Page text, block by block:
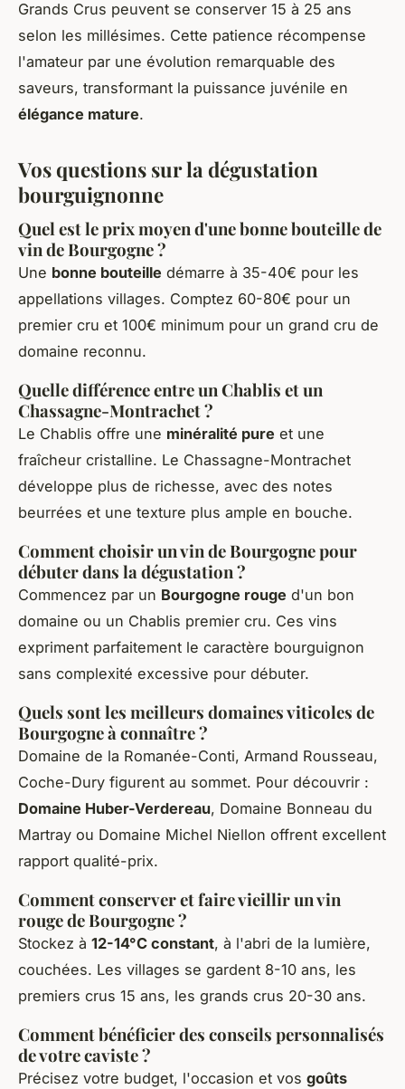
Grands Crus peuvent se conserver 15 à 25 ans
selon les millésimes. Cette patience récompense
l'amateur par une évolution remarquable des
saveurs, transformant la puissance juvénile en
élégance mature.
Vos questions sur la dégustation
bourguignonne
Quel est le prix moyen d'une bonne bouteille de
vin de Bourgogne ?
Une bonne bouteille démarre à 35-40€ pour les
appellations villages. Comptez 60-80€ pour un
premier cru et 100€ minimum pour un grand cru de
domaine reconnu.
Quelle différence entre un Chablis et un
Chassagne-Montrachet ?
Le Chablis offre une minéralité pure et une
fraîcheur cristalline. Le Chassagne-Montrachet
développe plus de richesse, avec des notes
beurrées et une texture plus ample en bouche.
Comment choisir un vin de Bourgogne pour
débuter dans la dégustation ?
Commencez par un Bourgogne rouge d'un bon
domaine ou un Chablis premier cru. Ces vins
expriment parfaitement le caractère bourguignon
sans complexité excessive pour débuter.
Quels sont les meilleurs domaines viticoles de
Bourgogne à connaître ?
Domaine de la Romanée-Conti, Armand Rousseau,
Coche-Dury figurent au sommet. Pour découvrir :
Domaine Huber-Verdereau, Domaine Bonneau du
Martray ou Domaine Michel Niellon offrent excellent
rapport qualité-prix.
Comment conserver et faire vieillir un vin
rouge de Bourgogne ?
Stockez à 12-14°C constant, à l'abri de la lumière,
couchées. Les villages se gardent 8-10 ans, les
premiers crus 15 ans, les grands crus 20-30 ans.
Comment bénéficier des conseils personnalisés
de votre caviste ?
Précisez votre budget, l'occasion et vos goûts